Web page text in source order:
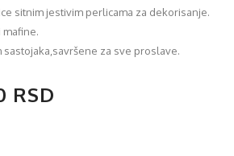
sitnim jestivim perlicama za dekorisanje.
za sve proslave.
RSD